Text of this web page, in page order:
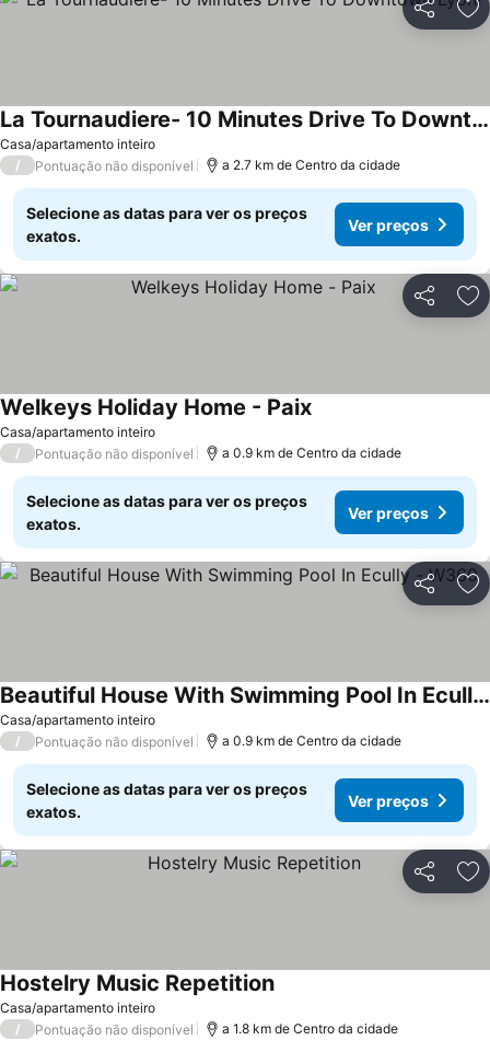
Partilhar
Casa/apartamento inteiro
La Tournaudiere- 10 Minutes Drive To Downtown Lyon!
/ Pontuação não disponível a 2.7 km de Centro da cidade
Selecione as datas para ver os preços
exatos.
Ver preços
Partilhar
Casa/apartamento inteiro
Welkeys Holiday Home - Paix
/ Pontuação não disponível a 0.9 km de Centro da cidade
Selecione as datas para ver os preços
exatos.
Ver preços
Partilhar
Casa/apartamento inteiro
Beautiful House With Swimming Pool In Ecully - W360
/ Pontuação não disponível a 0.9 km de Centro da cidade
Selecione as datas para ver os preços
exatos.
Ver preços
Partilhar
Casa/apartamento inteiro
Hostelry Music Repetition
/ Pontuação não disponível a 1.8 km de Centro da cidade